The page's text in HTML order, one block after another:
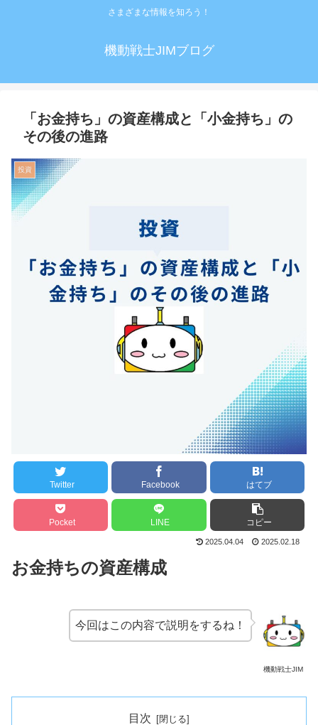
さまざまな情報を知ろう！
機動戦士JIMブログ
「お金持ち」の資産構成と「小金持ち」の
その後の進路
投資
Twitter Facebook はてブ
Pocket LINE コピー
2025.04.04 2025.02.18
お金持ちの資産構成
機動戦士JIM
今回はこの内容で説明をするね！
目次